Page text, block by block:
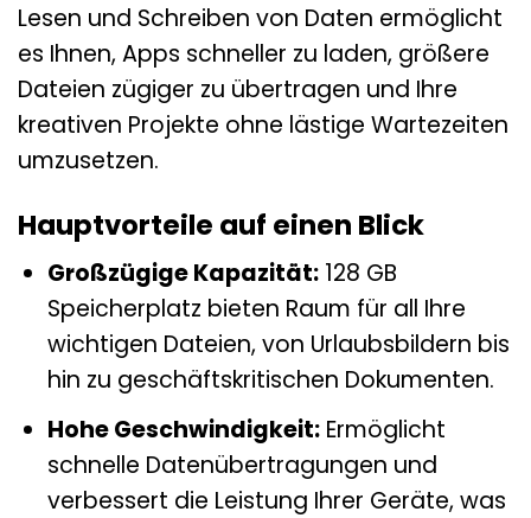
Lesen und Schreiben von Daten ermöglicht
es Ihnen, Apps schneller zu laden, größere
Dateien zügiger zu übertragen und Ihre
kreativen Projekte ohne lästige Wartezeiten
umzusetzen.
Hauptvorteile auf einen Blick
Großzügige Kapazität:128 GB
Speicherplatz bieten Raum für all Ihre
wichtigen Dateien, von Urlaubsbildern bis
hin zu geschäftskritischen Dokumenten.
Hohe Geschwindigkeit:Ermöglicht
schnelle Datenübertragungen und
verbessert die Leistung Ihrer Geräte, was